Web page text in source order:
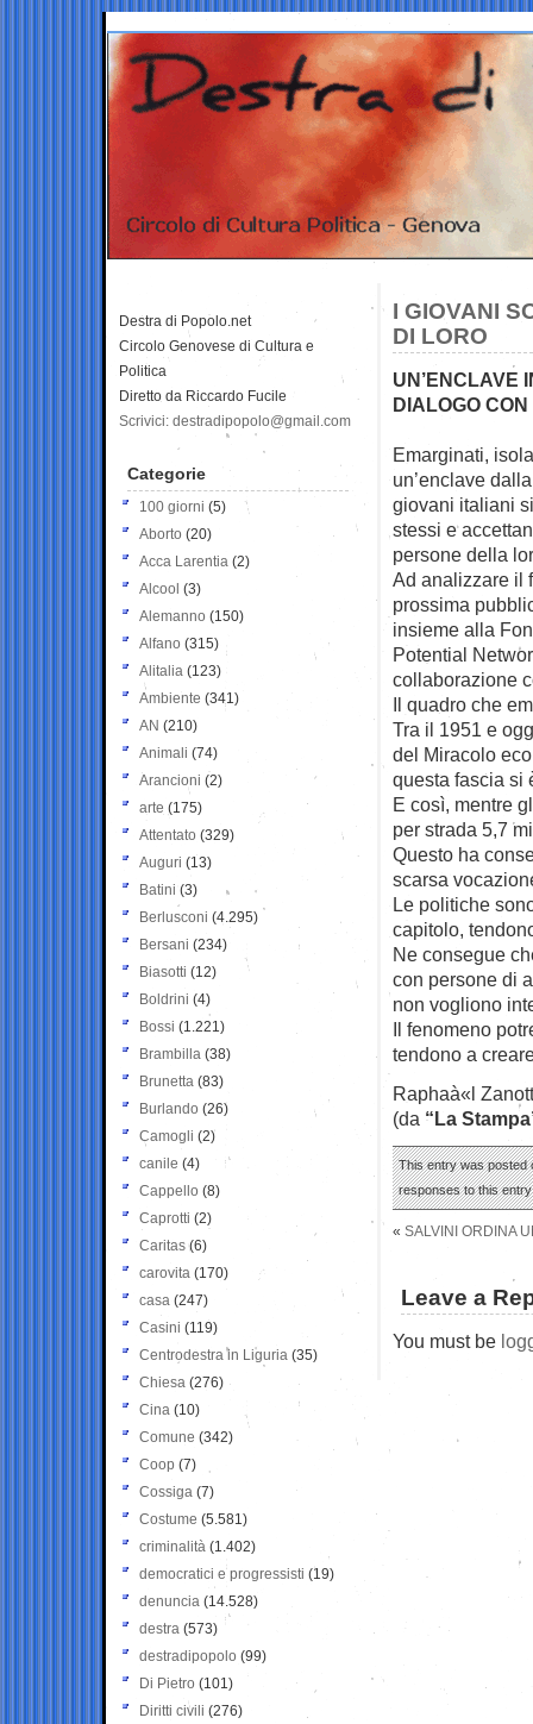
I GIOVANI
DI LORO
UN’ENCLAVE
DIALOGO
Emarginati,
un’enclave
giovani italiani
stessi e
persone della
Ad analizzare il
prossima
insieme alla
Potential
collaborazione
Il quadro che
Tra il 1951 e
del Miracolo
questa fascia si
E così, mentre
per strada 5,7
Questo ha
scarsa
Le politiche
capitolo,
Ne consegue
con persone di
non vogliono
Il fenomeno
tendono a
Raphaà«l
(da “La
This entry was posted
responses to this
« SALVINI ORDINA
Leave a
You must be
Destra di Popolo.net
Circolo Genovese di Cultura e
Politica
Diretto da Riccardo Fucile
Scrivici: destradipopolo@gmail.com
Categorie
100 giorni (5)
Aborto (20)
Acca Larentia (2)
Alcool (3)
Alemanno (150)
Alfano (315)
Alitalia (123)
Ambiente (341)
AN (210)
Animali (74)
Arancioni (2)
arte (175)
Attentato (329)
Auguri (13)
Batini (3)
Berlusconi (4.295)
Bersani (234)
Biasotti (12)
Boldrini (4)
Bossi (1.221)
Brambilla (38)
Brunetta (83)
Burlando (26)
Camogli (2)
canile (4)
Cappello (8)
Caprotti (2)
Caritas (6)
carovita (170)
casa (247)
Casini (119)
Centrodestra in Liguria (35)
Chiesa (276)
Cina (10)
Comune (342)
Coop (7)
Cossiga (7)
Costume (5.581)
criminalità (1.402)
democratici e progressisti (19)
denuncia (14.528)
destra (573)
destradipopolo (99)
Di Pietro (101)
Diritti civili (276)